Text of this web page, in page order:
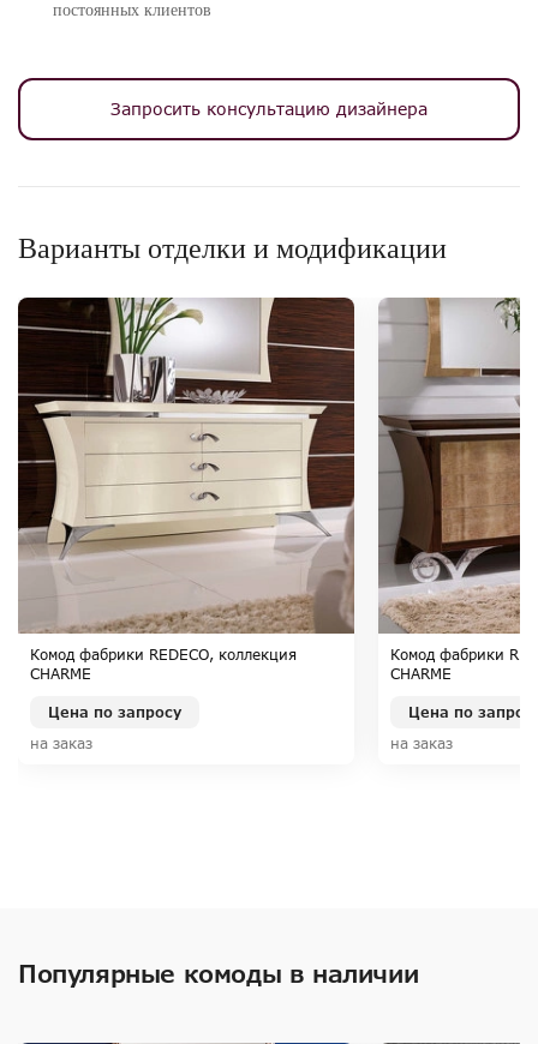
постоянных клиентов
Запросить консультацию дизайнера
Варианты отделки и модификации
Комод фабрики REDECO, коллекция
CHARME
Цена по запросу
на заказ
Комод фабрики
CHARME
Цена по
на заказ
Популярные комоды в наличии